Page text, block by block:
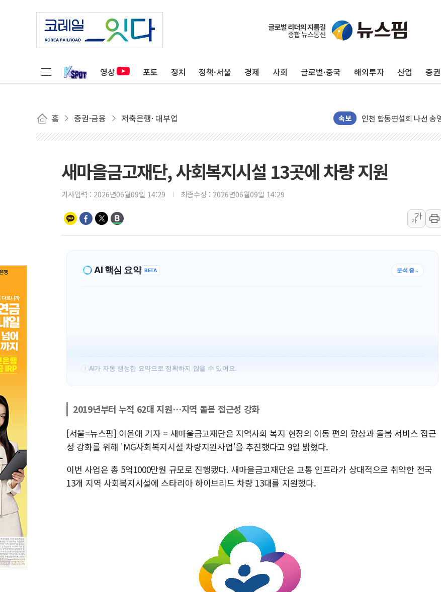
영상 포토 정치 정책·서울 경제 사회 글로벌·중국 해외투자 산업 증
홈 증권·금융 저축은행· 대부업 속보
[종합] 김민석, 정청래에
김민석, 2주차 제주·인천
인사하는 김민석 당대표
[속보] 민주, 인천 경선 결
[속보] 민주, 제주 경선 결
美, 이란전 출구전략 만
강릉·동해·삼척 시간당
폐기물 수거하다 참변
서울 중랑구 주택가서 흉
李대통령 "결혼 때문에
인천서 말다툼 중 어머
'화합' 꺼낸 김민석에 '
李대통령, ISA 개편 재
동해중부 전 해상 풍랑
새마을금고재단, 사회복지시설 13곳에 차량 지원
기사입력 : 2026년06월09일 14:29 최종수정 : 2026년06월09일 14:29
가
가
AI 핵심 요약 BETA 분석 중...
! AI가 자동 생성한 요약으로 정확하지 않을 수 있어요.
2019년부터 누적 62대 지원…지역 돌봄 접근성 강화
[서울=뉴스핌] 이윤애 기자 = 새마을금고재단은 지역사회 복지 현장의 이동 편의 향상과 돌봄 서비스 접근
성 강화를 위해 'MG사회복지시설 차량지원사업'을 추진했다고 9일 밝혔다.
이번 사업은 총 5억1000만원 규모로 진행됐다. 새마을금고재단은 교통 인프라가 상대적으로 취약한 전국
13개 지역 사회복지시설에 스타리아 하이브리드 차량 13대를 지원했다.